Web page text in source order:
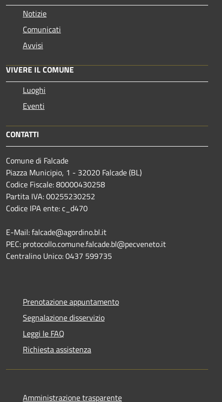
Notizie
Comunicati
Avvisi
VIVERE IL COMUNE
Luoghi
Eventi
CONTATTI
Comune di Falcade
Piazza Municipio, 1 - 32020 Falcade (BL)
Codice Fiscale: 80000430258
Partita IVA: 00255230252
Codice IPA ente: c_d470
E-Mail: falcade@agordino.bl.it
PEC: protocollo.comune.falcade.bl@pecveneto.it
Centralino Unico: 0437 599735
Prenotazione appuntamento
Segnalazione disservizio
Leggi le FAQ
Richiesta assistenza
Amministrazione trasparente